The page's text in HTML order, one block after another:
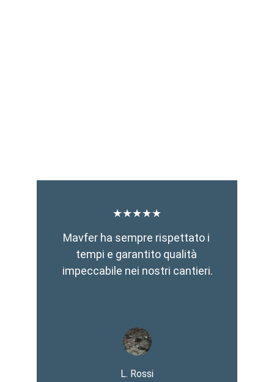
Mavfer ha sempre rispettato i
tempi e garantito qualità
impeccabile nei nostri cantieri.
L. Rossi
★★★★★